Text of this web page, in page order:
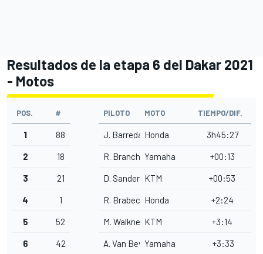
Resultados de la etapa 6 del Dakar 2021
- Motos
POS. # PILOTO MOTO TIEMPO/DIF.
1 88 J. Barreda Honda 3h45:27
2 18 R. Branch Yamaha +00:13
3 21 D. Sanders KTM +00:53
4 1 R. Brabec Honda +2:24
5 52 M. Walkner KTM +3:14
6 42 A. Van BeverenYamaha +3:33